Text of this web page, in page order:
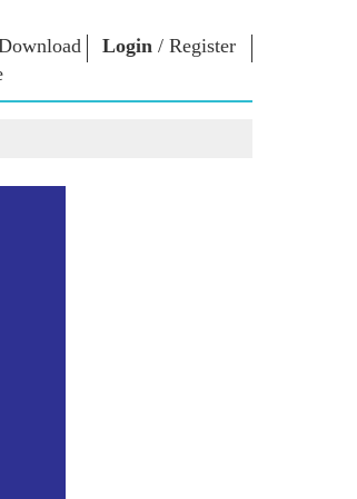
Login / Register